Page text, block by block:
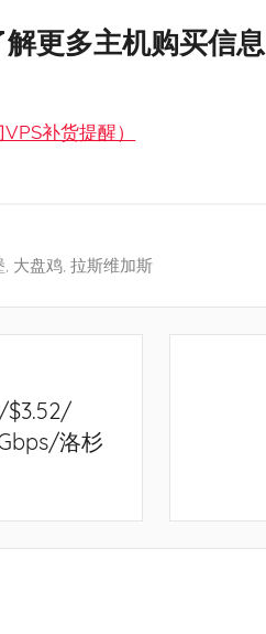
更多主机购买信息
补货提醒）
, 大盘鸡, 拉斯维加斯
洛杉